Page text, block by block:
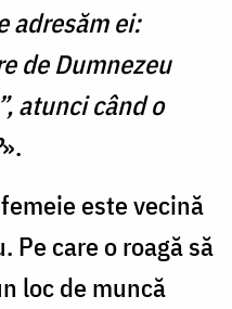
adresăm ei:
de Dumnezeu
atunci când o
».
este vecină
Pe care o roagă să
loc de muncă